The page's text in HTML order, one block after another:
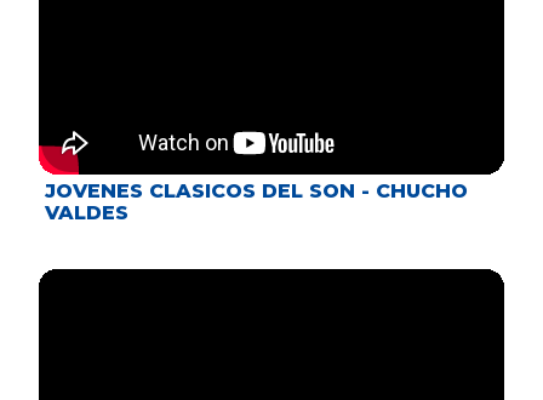
JOVENES CLASICOS DEL SON - CHUCHO
VALDES